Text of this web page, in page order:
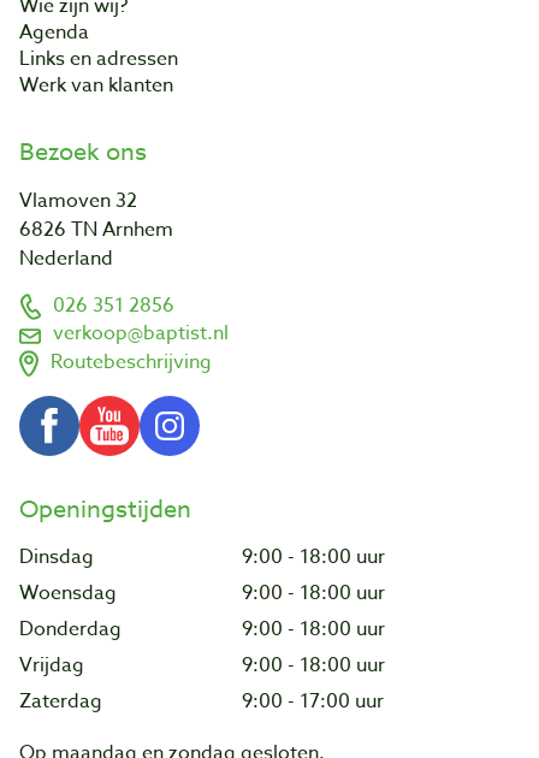
Wie zijn wij?
Agenda
Links en adressen
Werk van klanten
Bezoek ons
Vlamoven 32
6826 TN Arnhem
Nederland
026 351 2856
verkoop@baptist.nl
Routebeschrijving
Openingstijden
Dinsdag
9:00 - 18:00 uur
Woensdag
9:00 - 18:00 uur
Donderdag
9:00 - 18:00 uur
Vrijdag
9:00 - 18:00 uur
Zaterdag
9:00 - 17:00 uur